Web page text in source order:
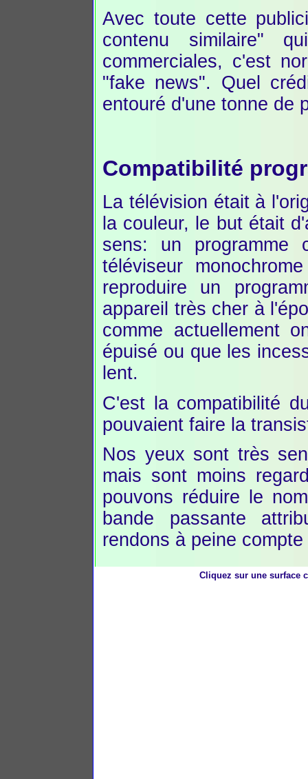
Avec toute cette
contenu similaire"
commerciales, c'est
"fake news". Quel
entouré d'une tonne de
Compatibilité
La télévision était à
la couleur, le but était
sens: un programme
téléviseur
reproduire un
appareil très cher à
comme actuellement
épuisé ou que les
lent.
C'est la compatibilité
pouvaient faire la
Nos yeux sont très
mais sont moins
pouvons réduire le
bande passante
rendons à peine
Cliquez sur une surface